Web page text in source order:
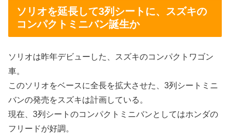
ソリオを延長して3列シートに、スズキの
コンパクトミニバン誕生か
ソリオは昨年デビューした、スズキのコンパクトワゴン
車。
このソリオをベースに全長を拡大させた、3列シートミニ
バンの発売をスズキは計画している。
現在、3列シートのコンパクトミニバンとしてはホンダの
フリードが好調。